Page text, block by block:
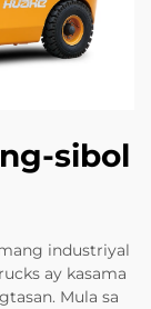
sibol
industriyal
ay kasama
Mula sa